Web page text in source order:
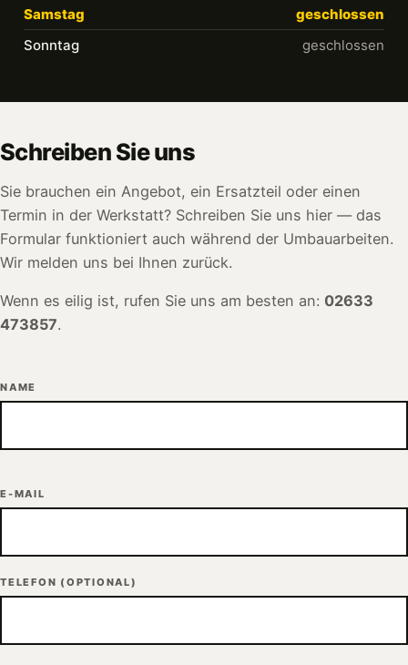
Samstag
geschlossen
Sonntag
geschlossen
Schreiben Sie uns
Sie brauchen ein Angebot, ein Ersatzteil oder einen
Termin in der Werkstatt? Schreiben Sie uns hier — das
Formular funktioniert auch während der Umbauarbeiten.
Wir melden uns bei Ihnen zurück.
Wenn es eilig ist, rufen Sie uns am besten an: 02633
473857.
NAME
E-MAIL
TELEFON (OPTIONAL)